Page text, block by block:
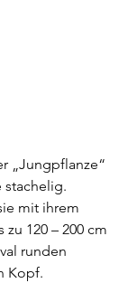
„Jungpflanze“
mit ihrem
120 – 200 cm
runden
Kopf.